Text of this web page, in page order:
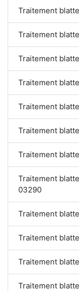
Traitement
Traitement
Traitement
Traitement
Traitement
Traitement
Traitement
Traitement
03290
Traitement
Traitement
Traitement
Traitement